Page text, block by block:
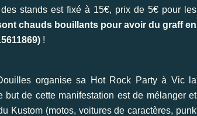
stands est fixé à 15€, prix de 5€ pour les
chauds bouillants pour avoir du graff en
) !
organise sa Hot Rock Party à Vic la
de cette manifestation est de mélanger et
Kustom (motos, voitures de caractères, punk